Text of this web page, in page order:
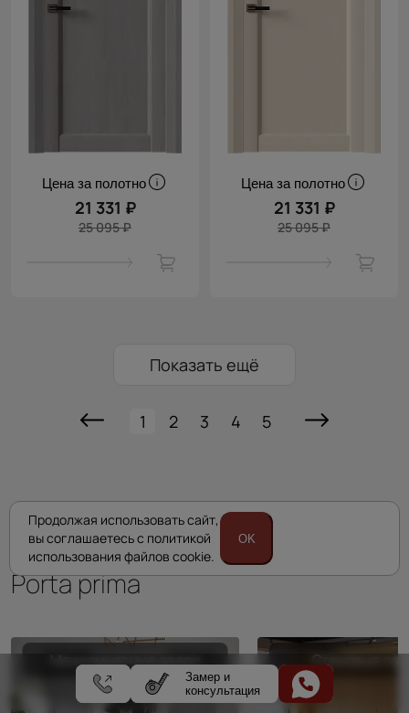
Цена за полотно
21 331 ₽
25 095 ₽
Цена за полотно
21 331 ₽
25 095 ₽
Показать ещё
1 2 3 4 5
Комплексные решения
Porta prima
Межкомнатные двери Стеновые
Замер и
консультация
Продолжая использовать сайт,
вы соглашаетесь с политикой
использования файлов cookie.
OK